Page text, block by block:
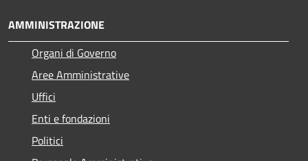
AMMINISTRAZIONE
Organi di Governo
Aree Amministrative
Uffici
Enti e fondazioni
Politici